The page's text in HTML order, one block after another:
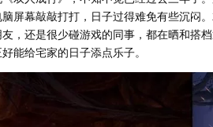
屏幕敲敲打打，日子过得难免有些沉闷
，还是很少碰游戏的同事，都在晒和搭
能给宅家的日子添点乐子。